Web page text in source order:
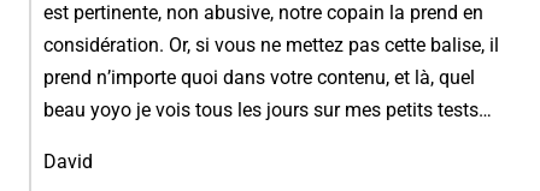
est pertinente, non abusive, notre copain la prend en
considération. Or, si vous ne mettez pas cette balise, il
prend n’importe quoi dans votre contenu, et là, quel
beau yoyo je vois tous les jours sur mes petits tests…
David